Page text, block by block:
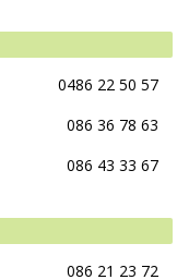
0486 22 50 57
086 36 78 63
086 43 33 67
086 21 23 72